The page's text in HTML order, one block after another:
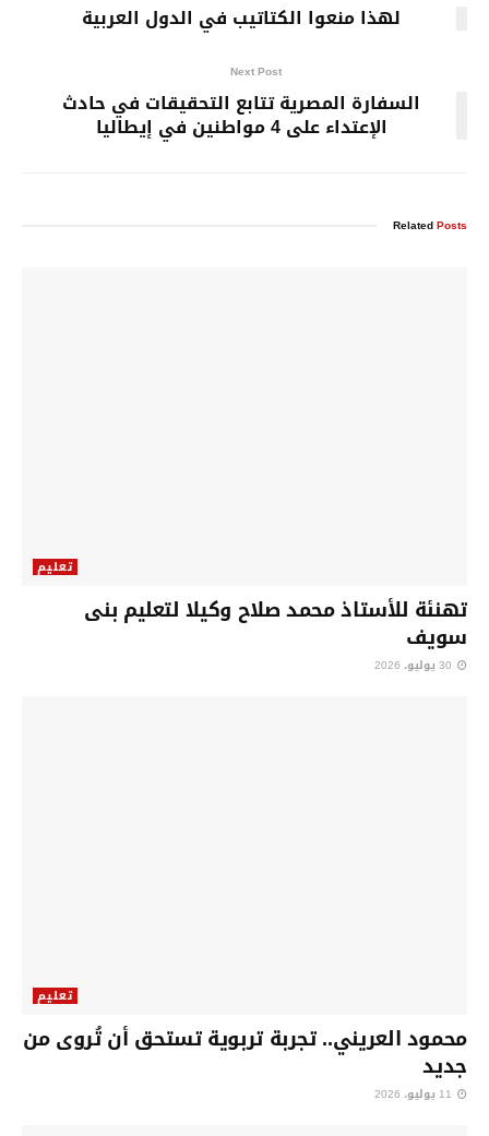
لهذا منعوا الكتاتيب في الدول العربية
Next Post
السفارة المصرية تتابع التحقيقات في حادث
الإعتداء على 4 مواطنين في إيطاليا
RelatedPosts
تعليم
تهنئة للأستاذ محمد صلاح وكيلا لتعليم بنى
سويف
تعليم
محمود العريني.. تجربة تربوية تستحق أن تُروى من
جديد